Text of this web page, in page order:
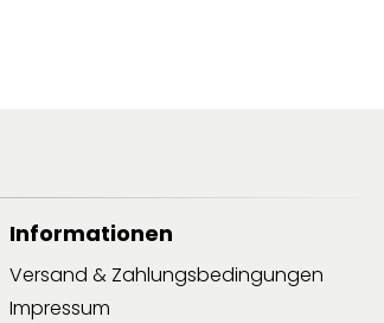
Informationen
Versand & Zahlungsbedingungen
Impressum